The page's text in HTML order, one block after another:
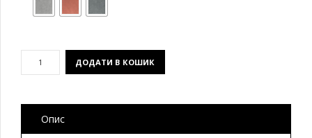
Обмежувач
руху
Куля
ДОДАТИ В КОШИК
Опис